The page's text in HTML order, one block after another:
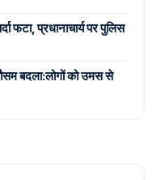
फटा, प्रधानाचार्य पर पुलिस
बदला:लोगों को उमस से